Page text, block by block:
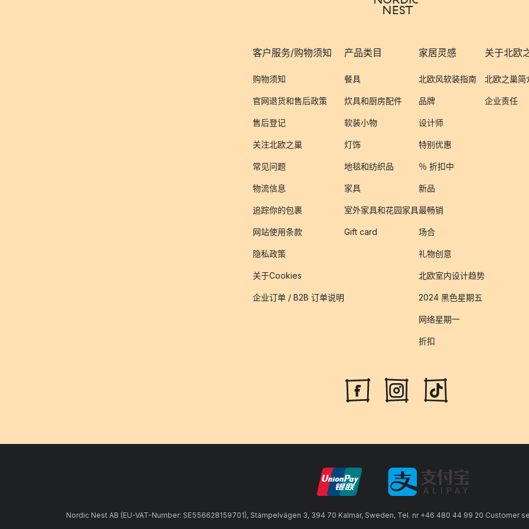
客户服务/购物须知
购物须知
官网退货和售后政策
售后登记
关注北欧之巢
常见问题
物流信息
追踪你的包裹
网站使用条款
隐私政策
关于Cookies
企业订单 / B2B 订单说明
产品类目
餐具
炊具和厨房配件
软装小物
灯饰
地毯和纺织品
家具
室外家具和花园家具
Gift card
家居灵感
北欧风软装指南
品牌
设计师
特别优惠
％ 折扣中
新品
最畅销
场合
礼物创意
北欧室内设计趋势
2024 黑色星期五
网络星期一
折扣
关于北欧
北欧之巢简
企业责任
Nordic Nest AB (EU-VAT-Number: SE556628159701), Stämpelvägen 3, 394 70 Kalmar, Sweden, Tel. nr +46 480 44 99 20 Customer